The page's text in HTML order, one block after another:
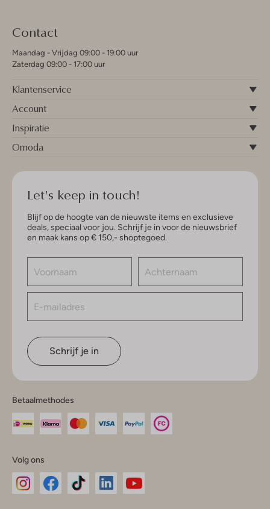
Contact
Maandag - Vrijdag 09:00 - 19:00 uur
Zaterdag 09:00 - 17:00 uur
Klantenservice
Account
Inspiratie
Omoda
Let's keep in touch!
Blijf op de hoogte van de nieuwste items en exclusieve
deals, speciaal voor jou. Schrijf je in voor de nieuwsbrief
en maak kans op € 150,- shoptegoed.
Schrijf je in
Betaalmethodes
Volg ons